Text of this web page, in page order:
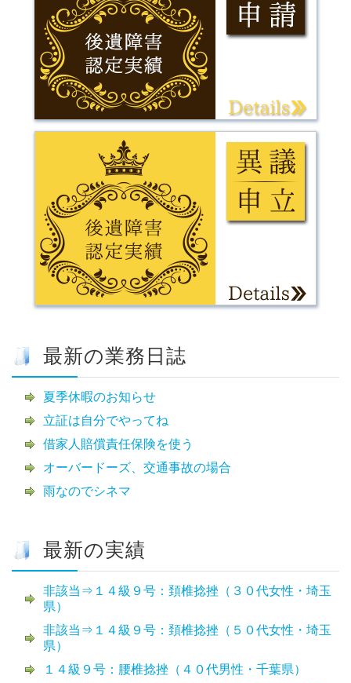
最新の業務日誌
夏季休暇のお知らせ
立証は自分でやってね
借家人賠償責任保険を使う
オーバードーズ、交通事故の場合
雨なのでシネマ
最新の実績
非該当⇒１４級９号：頚椎捻挫（３０代女性・埼玉
県）
非該当⇒１４級９号：頚椎捻挫（５０代女性・埼玉
県）
１４級９号：腰椎捻挫（４０代男性・千葉県）